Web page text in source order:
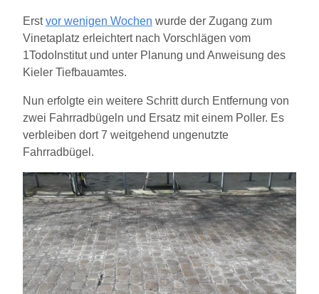
Erstvor wenigen Wochen wurde der Zugang zum
Vinetaplatz erleichtert nach Vorschlägen vom
1TodoInstitut und unter Planung und Anweisung des
Kieler Tiefbauamtes.
Nun erfolgte ein weitere Schritt durch Entfernung von
zwei Fahrradbügeln und Ersatz mit einem Poller. Es
verbleiben dort 7 weitgehend ungenutzte
Fahrradbügel.